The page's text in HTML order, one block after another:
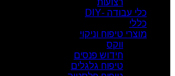
רצועות
כלי עבודה -DIY
כללי
מוצרי טיפוח וניקוי
ווקס
חידוש פנסים
טיפוח גלגלים